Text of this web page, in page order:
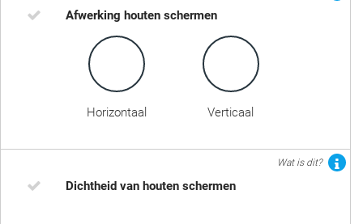
Afwerking houten schermen
Horizontaal Verticaal
Wat is dit?
Dichtheid van houten schermen